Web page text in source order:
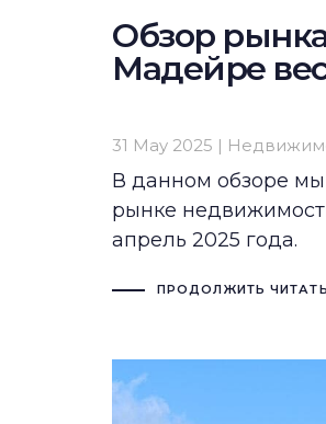
Обзор
Мадейре
31 May 2025 |
В данном обзоре
рынке
апрель 2025 года.
ПРОДОЛЖИТЬ ЧИТАТЬ